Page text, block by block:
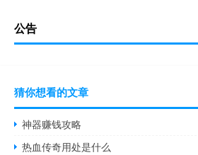
公告
猜你想看的文章
神器赚钱攻略
热血传奇用处是什么